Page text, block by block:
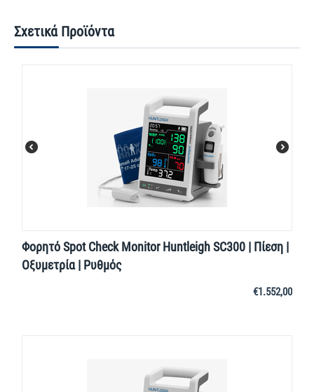
Σχετικά Προϊόντα
Φορητό Spot Check Monitor Huntleigh SC300 | Πίεση |
Οξυμετρία | Ρυθμός
€1.552,00